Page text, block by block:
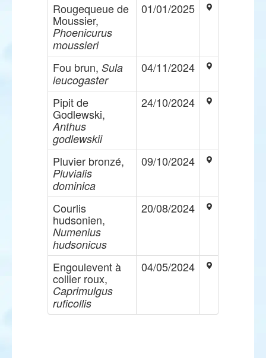
Rougequeue de
Moussier,
Phoenicurus
moussieri
01/01/2025
Fou brun, Sula
leucogaster
04/11/2024
Pipit de
Godlewski,
Anthus
godlewskii
24/10/2024
Pluvier bronzé,
Pluvialis
dominica
09/10/2024
Courlis
hudsonien,
Numenius
hudsonicus
20/08/2024
Engoulevent à
collier roux,
Caprimulgus
ruficollis
04/05/2024